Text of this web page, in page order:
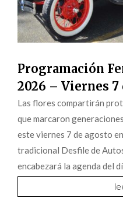
Programación
2026 – Viernes 7
Las flores compartirán
que marcaron
este viernes 7 de agosto
tradicional Desfile de
encabezará la agenda del